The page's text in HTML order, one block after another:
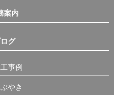
案内
グ
事例
やき